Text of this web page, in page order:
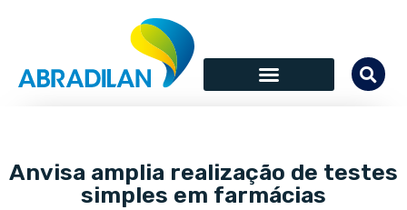
Anvisa amplia realização de testes
simples em farmácias